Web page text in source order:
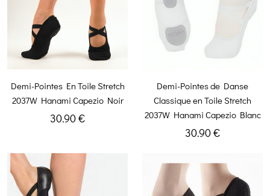
Demi-Pointes En Toile Stretch
2037W Hanami Capezio Noir
30.90 €
Demi-Pointes de Danse
Classique en Toile Stretch
2037W Hanami Capezio Blanc
30.90 €